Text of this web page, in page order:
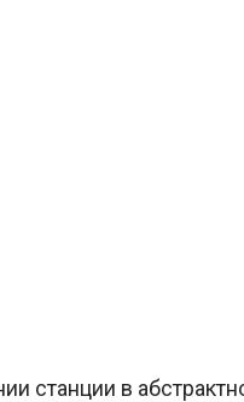
станции в